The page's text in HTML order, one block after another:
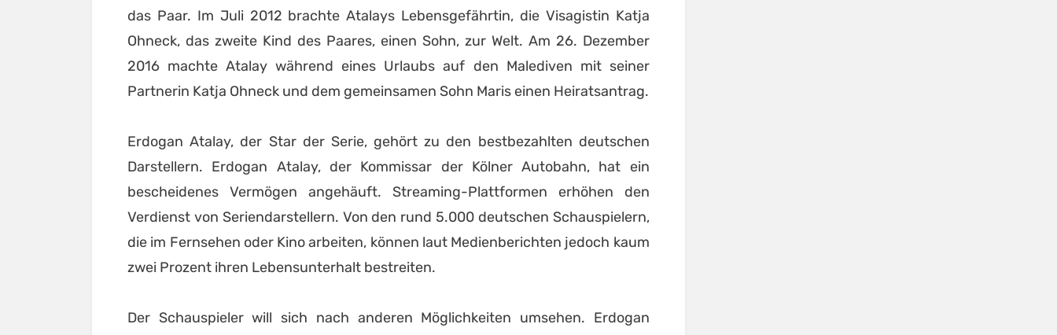
das Paar. Im Juli 2012 brachte Atalays Lebensgefährtin, die Visagistin Katja
Ohneck, das zweite Kind des Paares, einen Sohn, zur Welt. Am 26. Dezember
2016 machte Atalay während eines Urlaubs auf den Malediven mit seiner
Partnerin Katja Ohneck und dem gemeinsamen Sohn Maris einen Heiratsantrag.
Erdogan Atalay, der Star der Serie, gehört zu den bestbezahlten deutschen
Darstellern. Erdogan Atalay, der Kommissar der Kölner Autobahn, hat ein
bescheidenes Vermögen angehäuft. Streaming-Plattformen erhöhen den
Verdienst von Seriendarstellern. Von den rund 5.000 deutschen Schauspielern,
die im Fernsehen oder Kino arbeiten, können laut Medienberichten jedoch kaum
zwei Prozent ihren Lebensunterhalt bestreiten.
Der Schauspieler will sich nach anderen Möglichkeiten umsehen. Erdogan